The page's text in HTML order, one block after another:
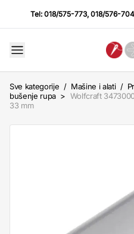
Tel:018/575-773,018/576-704
Sve kategorije / Mašine i alati /
bušenje rupa > Wolfcraft
33 mm